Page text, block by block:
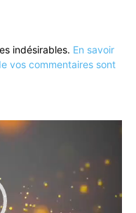
indésirables. En savoir
vos commentaires sont